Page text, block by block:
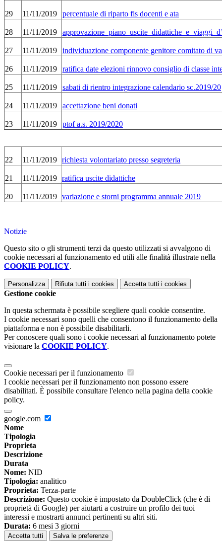
29 11/11/2019 percentuale di riparto fis docenti e ata
28 11/11/2019
27 11/11/2019 individuazione componente genitore comitato di
26 11/11/2019 ratifica date elezioni rinnovo consiglio di classe
25 11/11/2019 sabati di rientro integrazione calendario sc.2019/20
24 11/11/2019 accettazione beni donati
23 11/11/2019 ptof a.s. 2019/2020
22 11/11/2019 richiesta volontariato presso segreteria
21 11/11/2019 ratifica uscite didattiche
20 11/11/2019 variazione e storni programma annuale 2019
Notizie
Questo sito o gli strumenti terzi da questo utilizzati si avvalgono di
cookie necessari al funzionamento ed utili alle finalità illustrate nella
COOKIE POLICY.
Personalizza Rifiuta tutti i cookies Accetta tutti i cookies
Gestione cookie
In questa schermata è possibile scegliere quali cookie consentire.
I cookie necessari sono quelli che consentono il funzionamento della
piattaforma e non è possibile disabilitarli.
Per conoscere quali sono i cookie necessari al funzionamento potete
visionare la COOKIE POLICY.
Cookie necessari per il funzionamento
I cookie necessari per il funzionamento non possono essere
disabilitati. È possibile consultare l'elenco nella pagina della cookie
policy.
google.com
Nome
Tipologia
Proprieta
Descrizione
Durata
Nome: NID
Tipologia: analitico
Proprieta: Terza-parte
Descrizione: Questo cookie è impostato da DoubleClick (che è di
proprietà di Google) per aiutarti a costruire un profilo dei tuoi
interessi e mostrarti annunci pertinenti su altri siti.
Durata: 6 mesi 3 giorni
Accetta tutti Salva le preferenze